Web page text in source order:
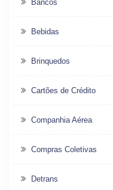
Bancos
Bebidas
Brinquedos
Cartões de Crédito
Companhia Aérea
Compras Coletivas
Detrans